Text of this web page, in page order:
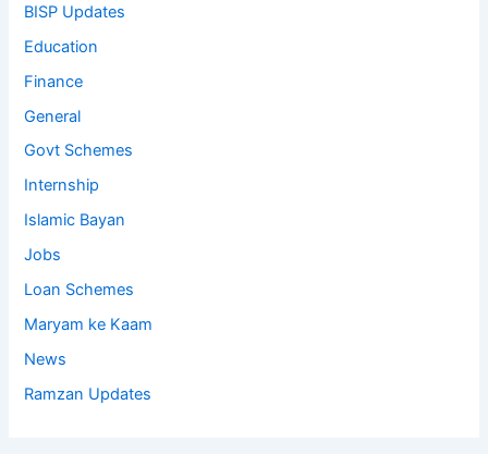
BISP Updates
Education
Finance
General
Govt Schemes
Internship
Islamic Bayan
Jobs
Loan Schemes
Maryam ke Kaam
News
Ramzan Updates